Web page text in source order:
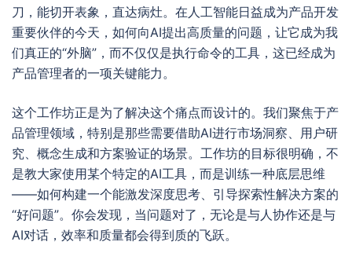
刀，能切开表象，直达病灶。在人工智能日益成为产品开发
重要伙伴的今天，如何向AI提出高质量的问题，让它成为我
们真正的“外脑”，而不仅仅是执行命令的工具，这已经成为
产品管理者的一项关键能力。
这个工作坊正是为了解决这个痛点而设计的。我们聚焦于产
品管理领域，特别是那些需要借助AI进行市场洞察、用户研
究、概念生成和方案验证的场景。工作坊的目标很明确，不
是教大家使用某个特定的AI工具，而是训练一种底层思维
——如何构建一个能激发深度思考、引导探索性解决方案的
“好问题”。你会发现，当问题对了，无论是与人协作还是与
AI对话，效率和质量都会得到质的飞跃。